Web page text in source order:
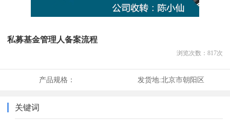
私募基金管理人备案流程
浏览次数： 817次
产品规格： 发货地:北京市朝阳区
关键词